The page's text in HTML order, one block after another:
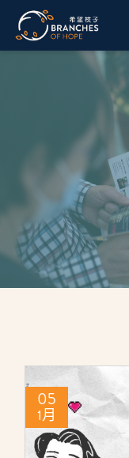
05
1月